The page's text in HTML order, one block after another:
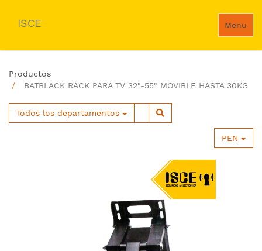
Menu
ISCE
Productos
BATBLACK RACK PARA TV 32"-55" MOVIBLE HASTA 30KG
Todos los departamentos
PEN